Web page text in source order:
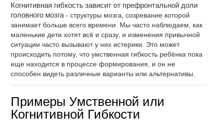
Когнитивная гибкость зависит от префронтальной доли
головного мозга - структуры мозга, созревание которой
занимает больше всего времени. Мы часто наблюдаем, как
маленькие дети хотят всё и сразу, и изменения привычной
ситуации часто вызывают у них истерики. Это может
происходить потому, что умственная гибкость ребёнка пока
еще находится в процессе формирования, и он не
способен видеть различные варианты или альтернативы.
Примеры Умственной или
Когнитивной Гибкости